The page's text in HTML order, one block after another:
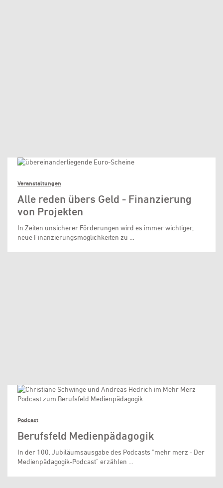
Veranstaltungen
Alle reden übers Geld - Finanzierung
von Projekten
In Zeiten unsicherer Förderungen wird es immer wichtiger,
neue Finanzierungsmöglichkeiten zu …
Podcast
Berufsfeld Medienpädagogik
In der 100. Jubiläumsausgabe des Podcasts "mehr merz - Der
Medienpädagogik-Podcast" erzählen …